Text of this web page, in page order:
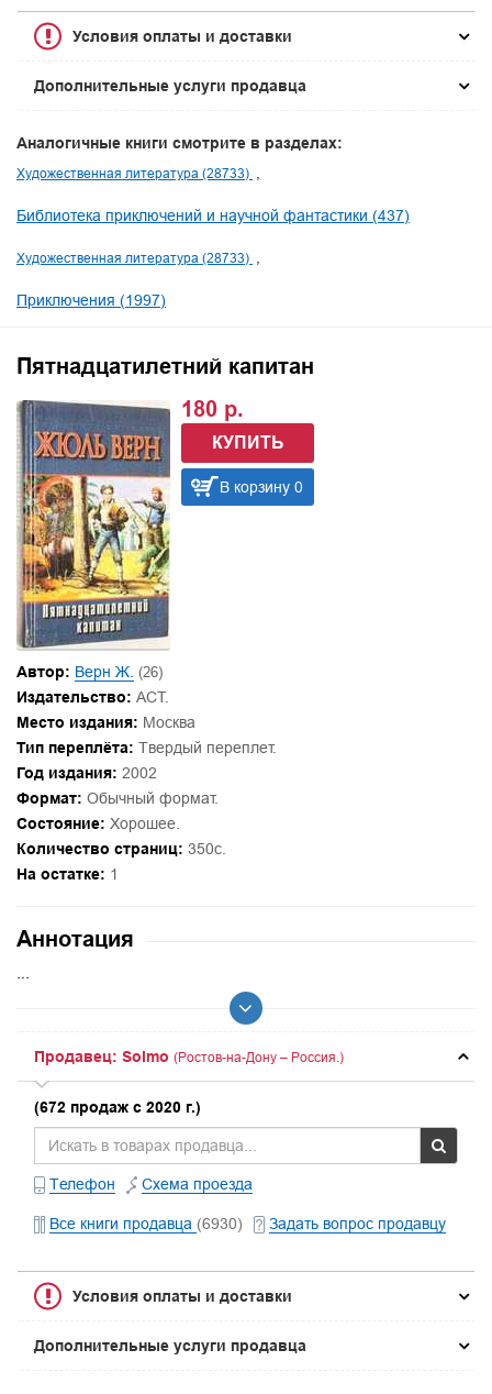
Условия оплаты и доставки
Дополнительные услуги продавца
Аналогичные книги смотрите в разделах:
Художественная литература (28733)
Библиотека приключений и научной фантастики (437)
Художественная литература (28733)
Приключения (1997)
Пятнадцатилетний капитан
180 р.
КУПИТЬ
В корзину 0
Автор: Верн Ж. (26)
Издательство: АСТ.
Место издания: Москва
Тип переплёта: Твердый переплет.
Год издания: 2002
Формат: Обычный формат.
Состояние: Хорошее.
Количество страниц: 350с.
На остатке: 1
Аннотация
...
Продавец: Solmo (Ростов-на-Дону – Россия.)
(672 продаж с 2020 г.)
Телефон Схема проезда
Все книги продавца (6930) Задать вопрос продавцу
Условия оплаты и доставки
Дополнительные услуги продавца